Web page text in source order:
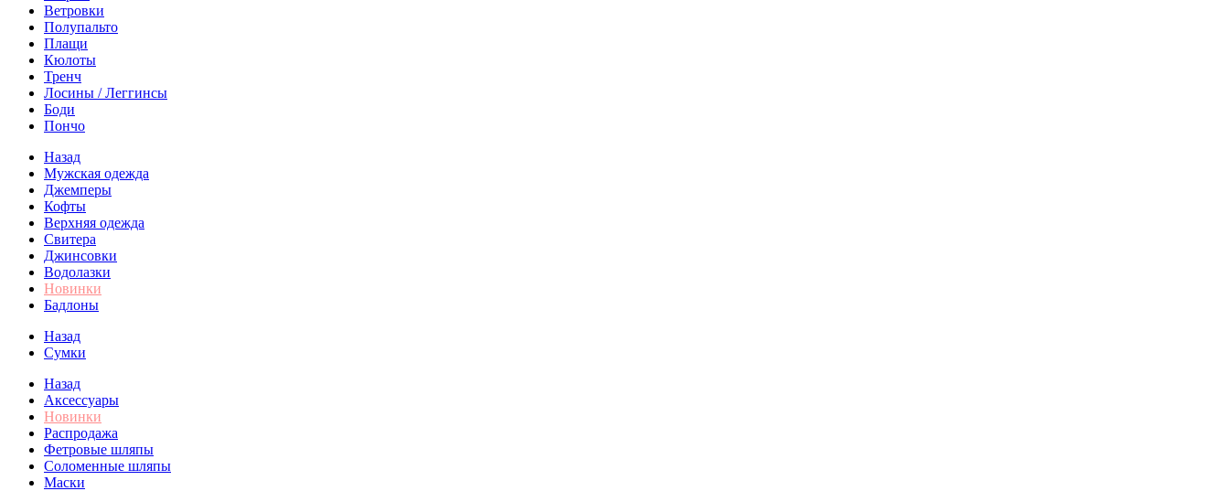
Ветровки
Полупальто
Плащи
Кюлоты
Тренч
Лосины / Леггинсы
Боди
Пончо
Назад
Мужская одежда
Джемперы
Кофты
Верхняя одежда
Свитера
Джинсовки
Водолазки
Новинки
Бадлоны
Назад
Сумки
Назад
Аксессуары
Новинки
Распродажа
Фетровые шляпы
Соломенные шляпы
Маски